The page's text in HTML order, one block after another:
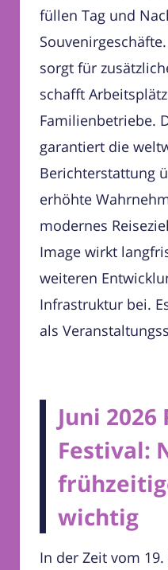
füllen Tag und
sorgt für
schafft
Familienbetriebe.
garantiert die
Berichterstattung
erhöhte
modernes
Image wirkt
weiteren
Infrastruktur bei.
als
Juni 2026
Festival:
wichtig
In der Zeit vom